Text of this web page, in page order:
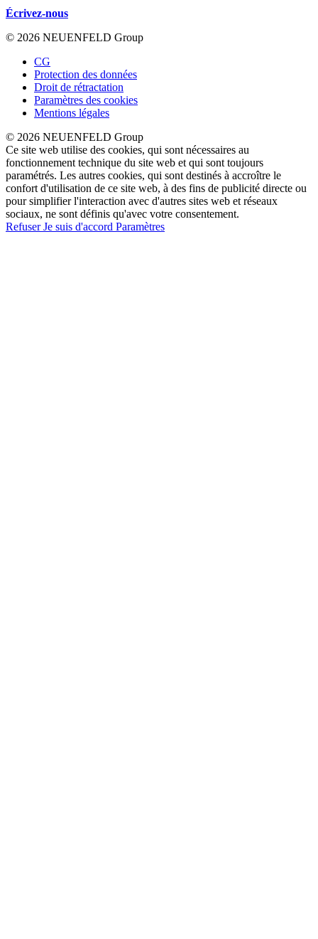
Écrivez-nous
© 2026 NEUENFELD Group
CG
Protection des données
Droit de rétractation
Paramètres des cookies
Mentions légales
© 2026 NEUENFELD Group
Ce site web utilise des cookies, qui sont nécessaires au
fonctionnement technique du site web et qui sont toujours
paramétrés. Les autres cookies, qui sont destinés à accroître le
confort d'utilisation de ce site web, à des fins de publicité directe ou
pour simplifier l'interaction avec d'autres sites web et réseaux
sociaux, ne sont définis qu'avec votre consentement.
RefuserJe suis d'accord Paramètres